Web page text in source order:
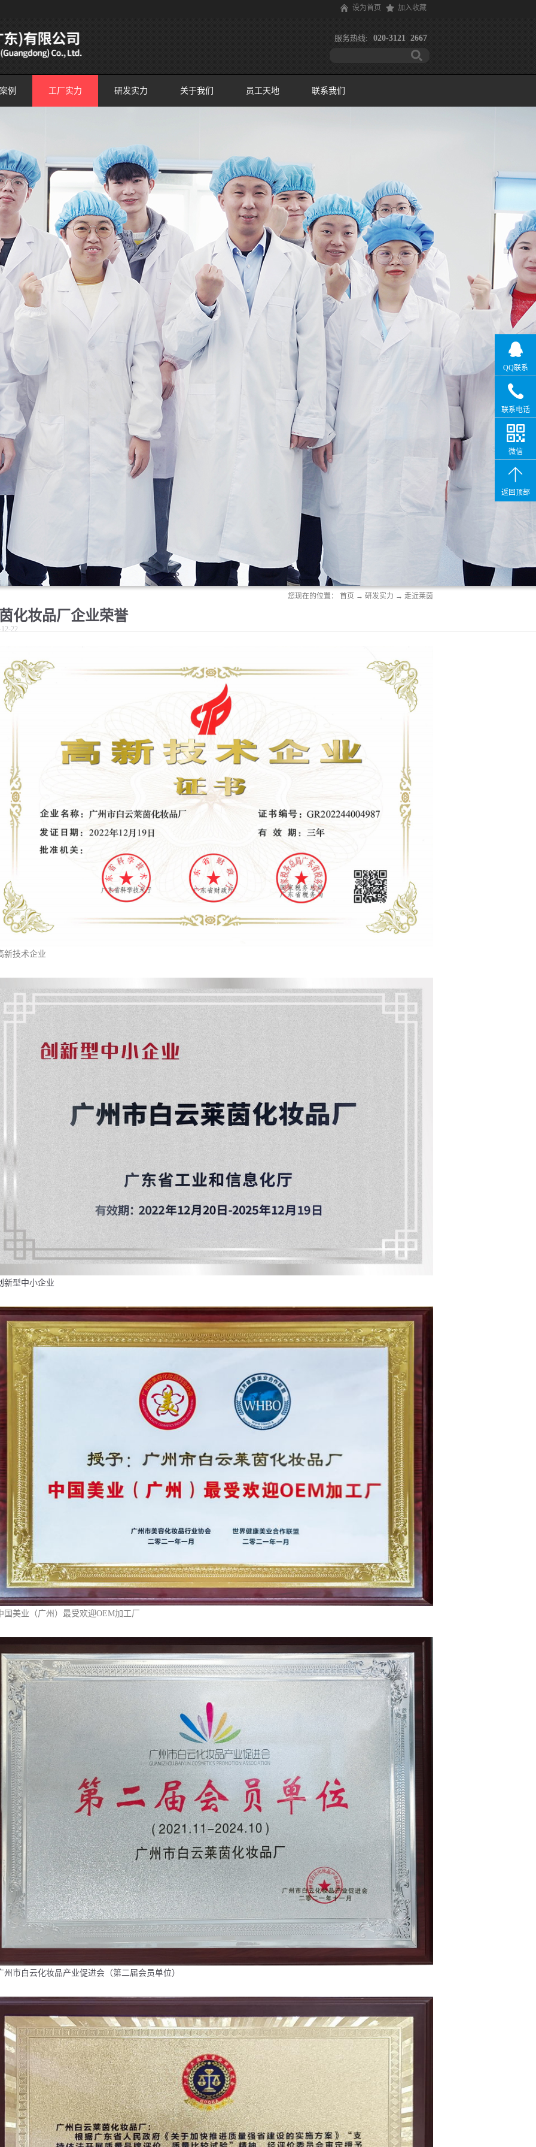
设为首页 加入收藏
服务热线: 020-3121 2667
例 工厂实力 研发实力 关于我们 员工天地 联系我们
化妆品厂企业荣誉
22
您现在的位置： 首页 → 研发实力 → 走近莱茵
新技术企业
新型中小企业
美业（广州）最受欢迎OEM加工厂
州市白云化妆品产业促进会（第二届会员单位）
QQ联系
联系电话
微信
返回顶部